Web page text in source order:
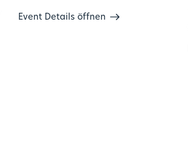
Event Details öffnen